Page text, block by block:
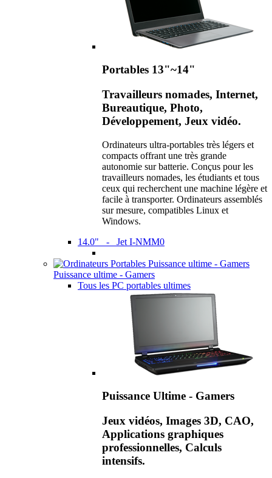
Portables 13"~14"
Travailleurs nomades, Internet,
Bureautique, Photo,
Développement, Jeux vidéo.
Ordinateurs ultra-portables très légers et
compacts offrant une très grande
autonomie sur batterie. Conçus pour les
travailleurs nomades, les étudiants et tous
ceux qui recherchent une machine légère et
facile à transporter. Ordinateurs assemblés
sur mesure, compatibles Linux et
Windows.
14.0" - Jet I-NMM0
Puissance ultime - Gamers
Tous les PC portables ultimes
Puissance Ultime - Gamers
Jeux vidéos, Images 3D, CAO,
Applications graphiques
professionnelles, Calculs
intensifs.